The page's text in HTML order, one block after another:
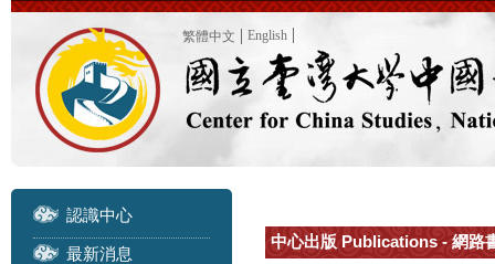
繁體中文 English
認識中心
最新消息
中心出版 Publications - 網路